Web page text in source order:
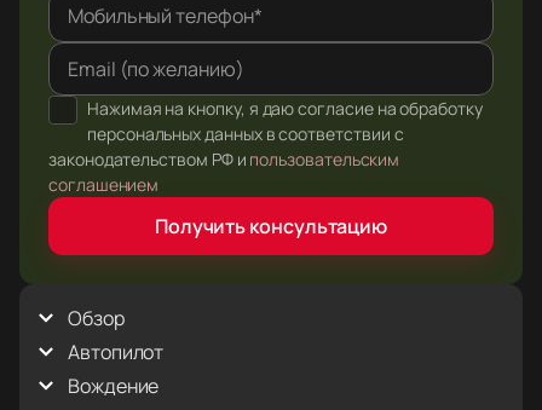
Обзор
Голосовые команды
Интерьер
Автопилот
Summon
Вождение
Мобильный телефон*
Email (по желанию)
Нажимая на кнопку, я даю согласие на обработку
персональных данных в соответствии с
законодательством РФ и пользовательским
соглашением
Получить консультацию